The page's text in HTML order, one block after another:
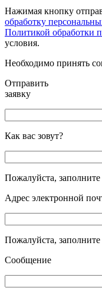
Нажимая кнопку
обработку
Политикой обработки
условия.
Необходимо принять
Отправить
заявку
Как вас зовут?
Пожалуйста, заполните
Адрес электронной
Пожалуйста, заполните
Сообщение